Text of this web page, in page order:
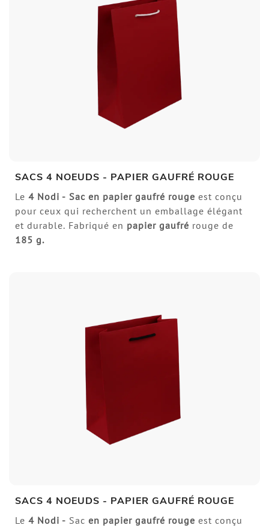
SACS 4 NOEUDS - PAPIER GAUFRÉ ROUGE
Le 4 Nodi - Sac en papier gaufré rouge est conçu
pour ceux qui recherchent un emballage élégant
et durable. Fabriqué en papier gaufré rouge de
185 g.
SACS 4 NOEUDS - PAPIER GAUFRÉ ROUGE
Le 4 Nodi - Sac en papier gaufré rouge est conçu